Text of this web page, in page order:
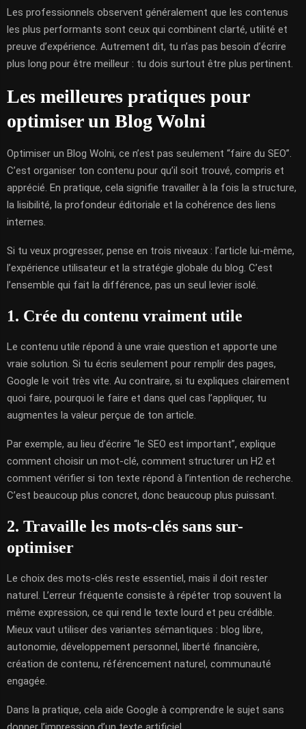
Les professionnels observent généralement que les contenus
les plus performants sont ceux qui combinent clarté, utilité et
preuve d’expérience. Autrement dit, tu n’as pas besoin d’écrire
plus long pour être meilleur : tu dois surtout être plus pertinent.
Les meilleures pratiques pour
optimiser un Blog Wolni
Optimiser un Blog Wolni, ce n’est pas seulement “faire du SEO”.
C’est organiser ton contenu pour qu’il soit trouvé, compris et
apprécié. En pratique, cela signifie travailler à la fois la structure,
la lisibilité, la profondeur éditoriale et la cohérence des liens
internes.
Si tu veux progresser, pense en trois niveaux : l’article lui-même,
l’expérience utilisateur et la stratégie globale du blog. C’est
l’ensemble qui fait la différence, pas un seul levier isolé.
1. Crée du contenu vraiment utile
Le contenu utile répond à une vraie question et apporte une
vraie solution. Si tu écris seulement pour remplir des pages,
Google le voit très vite. Au contraire, si tu expliques clairement
quoi faire, pourquoi le faire et dans quel cas l’appliquer, tu
augmentes la valeur perçue de ton article.
Par exemple, au lieu d’écrire “le SEO est important”, explique
comment choisir un mot-clé, comment structurer un H2 et
comment vérifier si ton texte répond à l’intention de recherche.
C’est beaucoup plus concret, donc beaucoup plus puissant.
2. Travaille les mots-clés sans sur-
optimiser
Le choix des mots-clés reste essentiel, mais il doit rester
naturel. L’erreur fréquente consiste à répéter trop souvent la
même expression, ce qui rend le texte lourd et peu crédible.
Mieux vaut utiliser des variantes sémantiques : blog libre,
autonomie, développement personnel, liberté financière,
création de contenu, référencement naturel, communauté
engagée.
Dans la pratique, cela aide Google à comprendre le sujet sans